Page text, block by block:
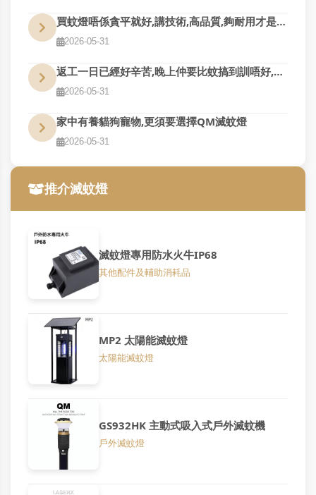
買蚊燈唔係貪平就好,講技術,高品質,夠耐用才是真的好用
2026-05-31
返工一日已經好辛苦,晚上仲要比蚊搞到訓唔好,QM幫到您
2026-05-31
家中有養貓狗寵物,更須要選擇QM滅蚊燈
2026-05-31
推介滅蚊燈
滅蚊燈專用防水火牛IP68
其他配件及輔助消耗品
MP2 太陽能滅蚊燈
太陽能滅蚊燈
GS932HK 主動式吸入式戶外滅蚊機
戶外滅蚊燈